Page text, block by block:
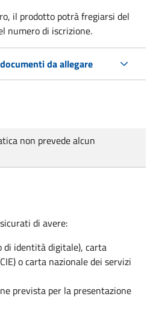
il prodotto potrà fregiarsi del
numero di iscrizione.
da allegare
non prevede alcun
di avere:
di identità digitale), carta
o carta nazionale dei servizi
prevista per la presentazione